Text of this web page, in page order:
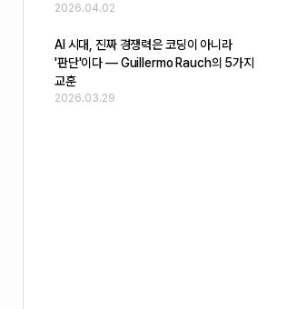
2026.04.02
AI 시대, 진짜 경쟁력은 코딩이 아니라
'판단'이다 — Guillermo Rauch의 5가지
교훈
2026.03.29